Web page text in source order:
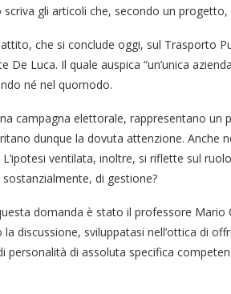
gli articoli che, secondo un
che si conclude oggi, sul Trasporto
De Luca. Il quale auspica “un’unica
né nel quomodo.
campagna elettorale, rappresentano un
dunque la dovuta attenzione. Anche
ventilata, inoltre, si riflette sul
di gestione?
domanda è stato il professore Mario
discussione, sviluppatasi nell’ottica di
personalità di assoluta specifica